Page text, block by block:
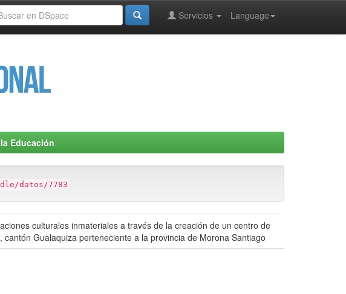
Language
Servicios
Educación
datos/7783
culturales inmateriales a través de la creación de un centro de
Gualaquiza perteneciente a la provincia de Morona Santiago